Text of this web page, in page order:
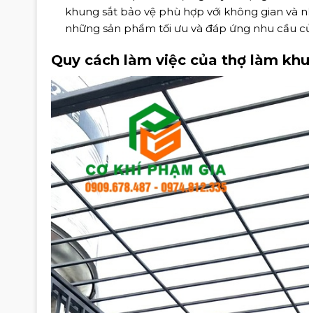
khung sắt bảo vệ phù hợp với không gian và
những sản phẩm tối ưu và đáp ứng nhu cầu
Quy cách làm việc của thợ làm